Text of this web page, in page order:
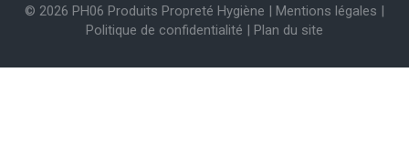
© 2026 PH06 Produits Propreté Hygiène | Mentions légales |
Politique de confidentialité | Plan du site